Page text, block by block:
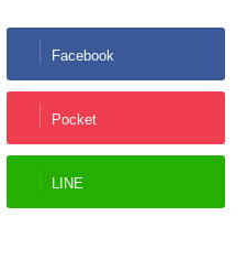
Facebook
Pocket
LINE